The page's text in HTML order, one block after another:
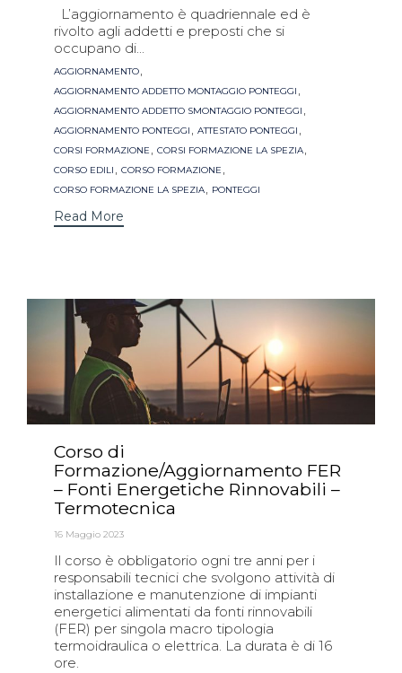
L’aggiornamento è quadriennale ed è
rivolto agli addetti e preposti che si
occupano di...
Tags
AGGIORNAMENTO,
AGGIORNAMENTO ADDETTO MONTAGGIO PONTEGGI ,
AGGIORNAMENTO ADDETTO SMONTAGGIO PONTEGGI ,
AGGIORNAMENTO PONTEGGI , ATTESTATO PONTEGGI ,
CORSI FORMAZIONE , CORSI FORMAZIONE LA SPEZIA,
CORSO EDILI , CORSO FORMAZIONE ,
CORSO FORMAZIONE LA SPEZIA, PONTEGGI
Read More
Corso di
Formazione/Aggiornamento FER
– Fonti Energetiche Rinnovabili –
Termotecnica
16 Maggio 2023
Il corso è obbligatorio ogni tre anni per i
responsabili tecnici che svolgono attività di
installazione e manutenzione di impianti
energetici alimentati da fonti rinnovabili
(FER) per singola macro tipologia
termoidraulica o elettrica. La durata è di 16
ore.